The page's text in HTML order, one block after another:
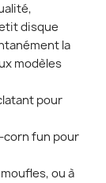
disque
la
modèles
pour
corn fun pour
ou à